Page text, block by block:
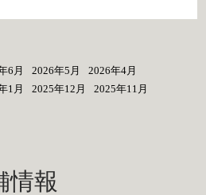
6月 2026年5月
2026年4月
1月 2025年12月
2025年11月
情報